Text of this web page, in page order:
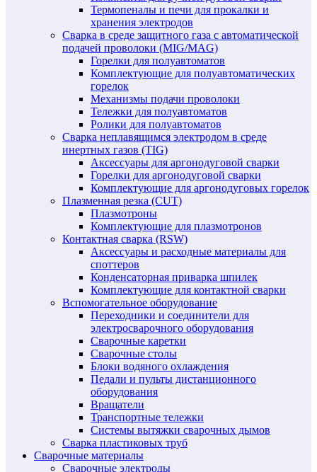
Термопеналы и печи для прокалки и
хранения электродов
Сварка в среде защитного газа с автоматической
подачей проволоки (MIG/MAG)
Горелки для полуавтоматов
Комплектующие для полуавтоматических
горелок
Механизмы подачи проволоки
Тележки для полуавтоматов
Ролики для полуавтоматов
Сварка неплавящимся электродом в среде
инертных газов (TIG)
Аксессуары для аргонодуговой сварки
Горелки для аргонодуговой сварки
Комплектующие для аргонодуговых горелок
Плазменная резка (CUT)
Плазмотроны
Комплектующие для плазмотронов
Контактная сварка (RSW)
Аксессуары и расходные материалы для
споттеров
Конденсаторная приварка шпилек
Комплектующие для контактной сварки
Вспомогательное оборудование
Переходники и соединители для
электросварочного оборудования
Сварочные каретки
Сварочные столы
Блоки водяного охлаждения
Педали и пульты дистанционного
оборудования
Вращатели
Транспортные тележки
Системы вытяжки сварочных дымов
Сварка пластиковых труб
Сварочные материалы
Сварочные электроды